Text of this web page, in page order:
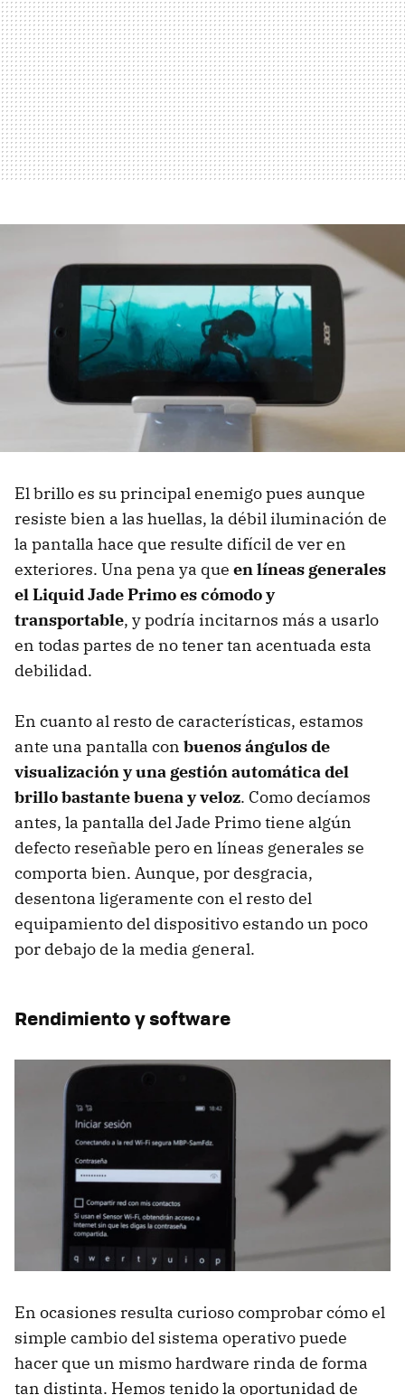
El brillo es su principal enemigo pues aunque
resiste bien a las huellas, la débil iluminación de
la pantalla hace que resulte difícil de ver en
exteriores. Una pena ya que en líneas generales
el Liquid Jade Primo es cómodo y
transportable, y podría incitarnos más a usarlo
en todas partes de no tener tan acentuada esta
debilidad.
En cuanto al resto de características, estamos
ante una pantalla con buenos ángulos de
visualización y una gestión automática del
brillo bastante buena y veloz. Como decíamos
antes, la pantalla del Jade Primo tiene algún
defecto reseñable pero en líneas generales se
comporta bien. Aunque, por desgracia,
desentona ligeramente con el resto del
equipamiento del dispositivo estando un poco
por debajo de la media general.
Rendimiento y software
En ocasiones resulta curioso comprobar cómo el
simple cambio del sistema operativo puede
hacer que un mismo hardware rinda de forma
tan distinta. Hemos tenido la oportunidad de